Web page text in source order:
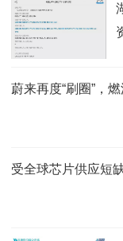
蔚来再度“刷圈”，
受全球芯片供应短